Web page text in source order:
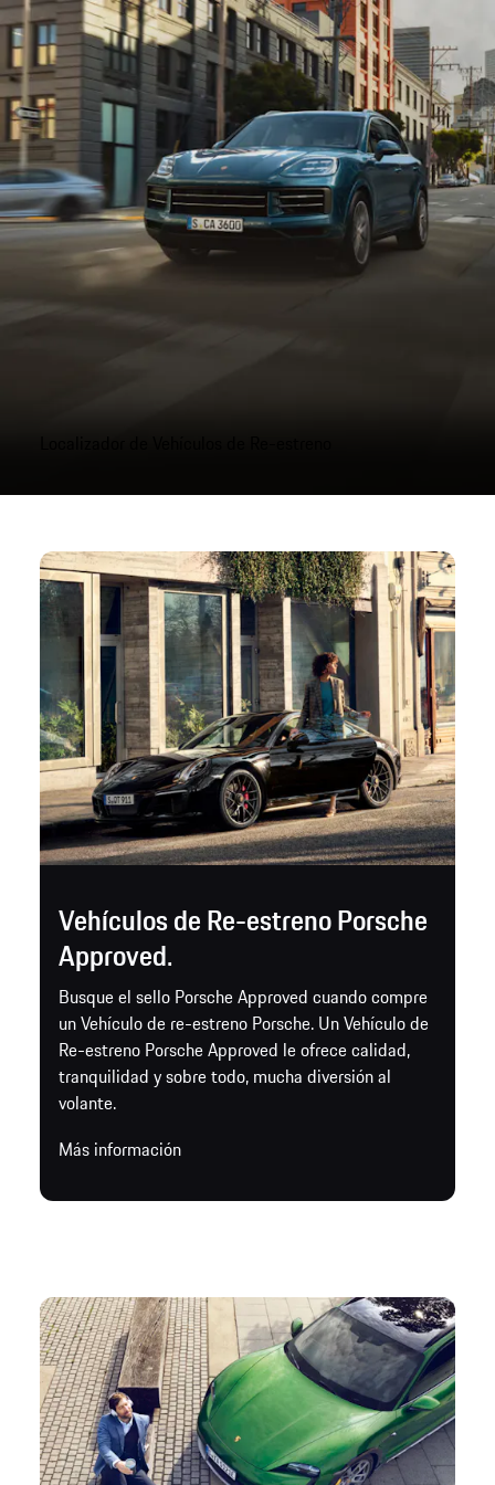
Vehículos de Re-estreno Porsche
Approved.
Busque el sello Porsche Approved cuando compre
un Vehículo de re-estreno Porsche. Un Vehículo de
Re-estreno Porsche Approved le ofrece calidad,
tranquilidad y sobre todo, mucha diversión al
volante.
Más información